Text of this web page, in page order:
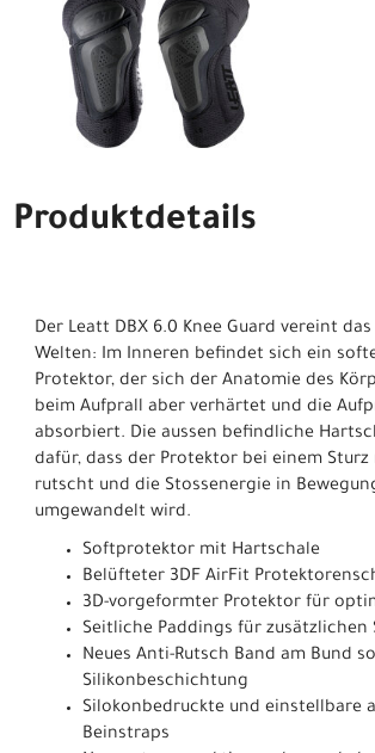
Produktdetails
Der Leatt DBX 6.0 Knee Guard vereint
Welten: Im Inneren befindet sich ein
Protektor, der sich der Anatomie des
beim Aufprall aber verhärtet und die
absorbiert. Die aussen befindliche
dafür, dass der Protektor bei einem
rutscht und die Stossenergie in
umgewandelt wird.
Softprotektor mit Hartschale
Belüfteter 3DF AirFit
3D-vorgeformter Protektor für
Seitliche Paddings für zusätzlichen
Neues Anti-Rutsch Band am Bund
Silikonbeschichtung
Silokonbedruckte und einstellbare
Beinstraps